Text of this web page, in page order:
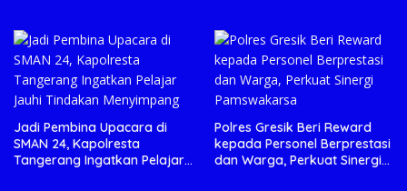
Jadi Pembina Upacara di
SMAN 24, Kapolresta
Tangerang Ingatkan Pelajar
Polres Gresik Beri Reward
kepada Personel Berprestasi
dan Warga, Perkuat Sinergi